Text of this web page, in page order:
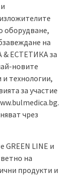
оборудване,
на
& EСТЕТИКА за
новите
технологии,
за участие
чрез
LINE и
на
продукти и